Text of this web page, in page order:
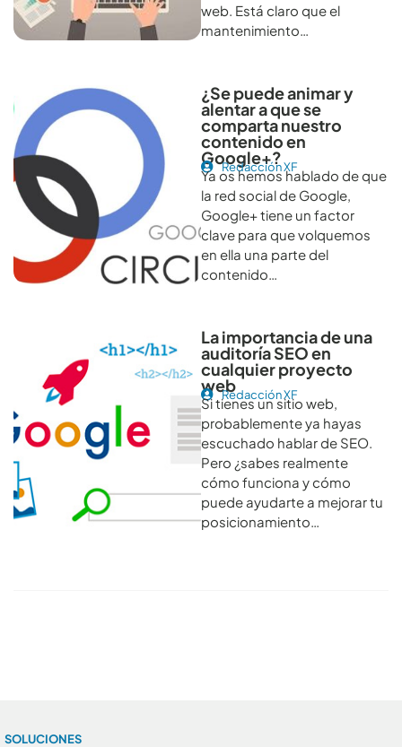
web. Está claro que el
mantenimiento…
¿Se puede animar y
alentar a que se
comparta nuestro
contenido en
Google+?
Redacción XF
Ya os hemos hablado de que
la red social de Google,
Google+ tiene un factor
clave para que volquemos
en ella una parte del
contenido…
La importancia de una
auditoría SEO en
cualquier proyecto
webRedacción XF
Si tienes un sitio web,
probablemente ya hayas
escuchado hablar de SEO.
Pero ¿sabes realmente
cómo funciona y cómo
puede ayudarte a mejorar tu
posicionamiento…
SOLUCIONES